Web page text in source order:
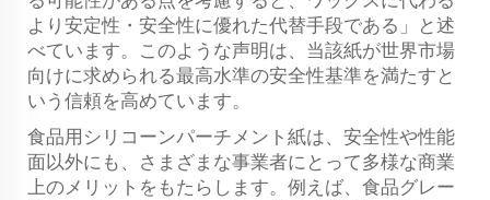
より安定性・安全性に優れた代替手段である」と述
べています。このような声明は、当該紙が世界市場
向けに求められる最高水準の安全性基準を満たすと
いう信頼を高めています。
食品用シリコーンパーチメント紙は、安全性や性能
面以外にも、さまざまな事業者にとって多様な商業
上のメリットをもたらします。例えば、食品グレー